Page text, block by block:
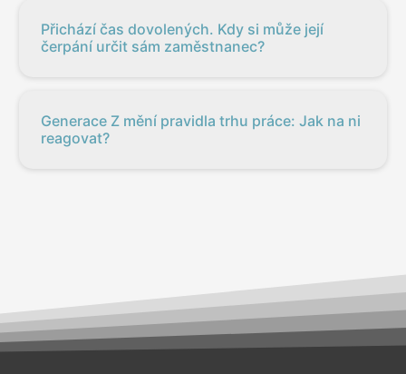
Přichází čas dovolených. Kdy si může její
čerpání určit sám zaměstnanec?
Generace Z mění pravidla trhu práce: Jak na ni
reagovat?